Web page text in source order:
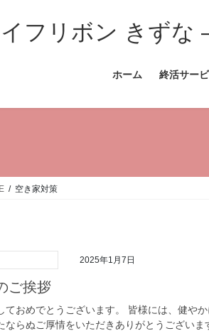
ホーム 終活サー
空き家対策
2025年1月7日
ご挨拶
ておめでとうございます。 皆様には、健や
ならぬご厚情をいただきありがとうござい